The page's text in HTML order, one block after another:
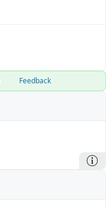
Feedback